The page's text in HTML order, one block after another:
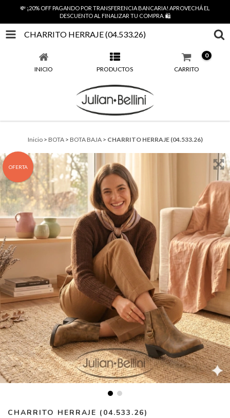
💸 ¡20% OFF PAGANDO POR TRANSFERENCIA BANCARIA! APROVECHÁ EL
DESCUENTO AL FINALIZAR TU COMPRA. 🛍️
CHARRITO HERRAJE (04.533.26)
INICIO PRODUCTOS CARRITO
0
Inicio > BOTA > BOTA BAJA > CHARRITO HERRAJE (04.533.26)
OFERTA
CHARRITO HERRAJE (04.533.26)